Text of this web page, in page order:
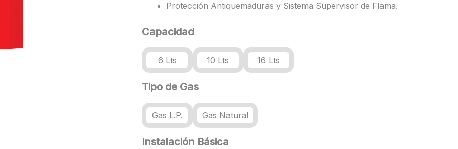
Protección Antiquemaduras y Sistema Supervisor de Flama.
Capacidad
6 Lts 10 Lts 16 Lts
Tipo de Gas
Gas L.P. Gas Natural
Instalación Básica